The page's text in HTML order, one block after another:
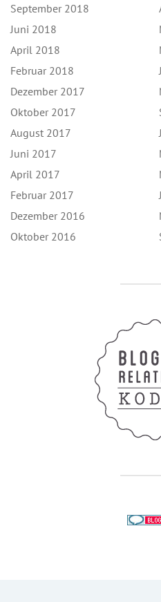
September 2018
Juni 2018
April 2018
Februar 2018
Dezember 2017
Oktober 2017
August 2017
Juni 2017
April 2017
Februar 2017
Dezember 2016
Oktober 2016